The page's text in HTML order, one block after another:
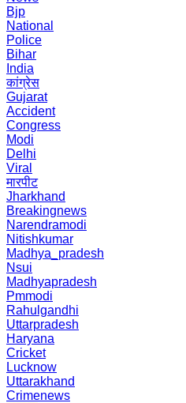
Bjp
National
Police
Bihar
India
कांग्रेस
Gujarat
Accident
Congress
Modi
Delhi
Viral
मारपीट
Jharkhand
Breakingnews
Narendramodi
Nitishkumar
Madhya_pradesh
Nsui
Madhyapradesh
Pmmodi
Rahulgandhi
Uttarpradesh
Haryana
Cricket
Lucknow
Uttarakhand
Crimenews